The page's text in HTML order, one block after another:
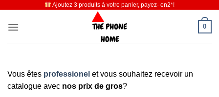
contenu
Ajoutez 3 produits à votre panier, payez- en2*!
0
Vous êtes professionel et vous souhaitez recevoir un
catalogue avec nos prix de gros?